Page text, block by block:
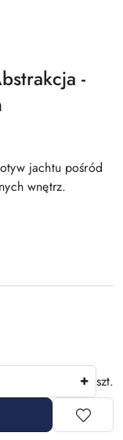
-
jachtu pośród
wnętrz.
szt.